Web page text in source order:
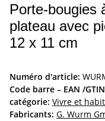
Porte-bougies
plateau avec
12 x 11 cm
Numéro d'article:
Code barre – EAN /
catégorie: Vivre et
Fabricants: G. Wurm